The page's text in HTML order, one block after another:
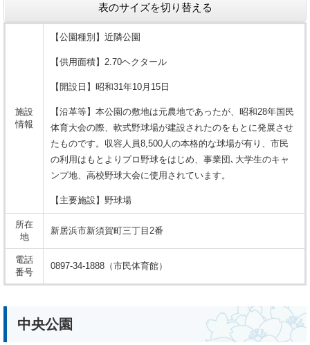
表のサイズを切り替える
施設
情報
【公園種別】近隣公園
【供用面積】2.70ヘクタール
【開設日】昭和31年10月15日
【沿革等】本公園の敷地は元農地であったが、昭和28年国民
体育大会の際、軟式野球場が建設されたのをもとに発展させ
たものです。収容人員8,500人の本格的な球場が有り、市民
の利用はもとよりプロ野球をはじめ、事業団､大学生のキャ
ンプ地、高校野球大会に使用されています。
【主要施設】野球場
所在
地
新居浜市新須賀町三丁目2番
電話
番号
0897-34-1888（市民体育館）
中央公園